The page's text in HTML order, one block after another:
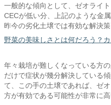
一般的な傾向として、ゼオライ
CECが低い分、上記のような金
昨今の劣化土壌では有効な解決策
野菜の美味しさとは何だろう？
年々栽培が難しくなっている方
だけで症状が幾分解決している
て、この手の土壌であれば、ゼ
方が有効である可能性が非常に高